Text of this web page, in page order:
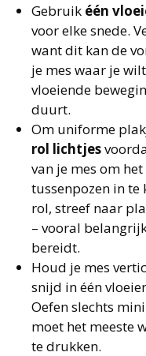
Gebruik één
voor elke snede.
want dit kan de
je mes waar je
vloeiende
duurt.
Om uniforme
rol lichtjes
van je mes om
tussenpozen in te
rol, streef naar
– vooral
bereidt.
Houd je mes
snijd in één
Oefen slechts
moet het meeste
te drukken.